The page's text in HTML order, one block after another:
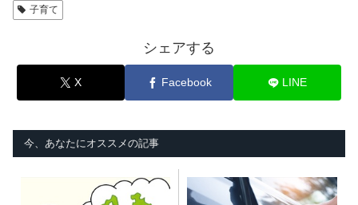
子育て
シェアする
X Facebook LINE
今、あなたにオススメの記事